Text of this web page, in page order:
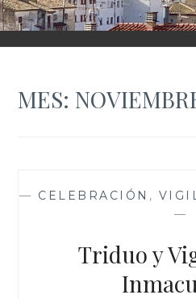
MES:
— CELEBRACIÓN ,
—
Triduo y